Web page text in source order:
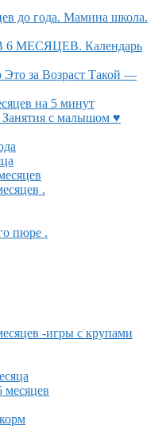
до года. Мамина школа.
МЕСЯЦЕВ. Календарь
за Возраст Такой —
на 5 минут
с малышом ♥
.
пюре .
-игры с крупами
месяцев